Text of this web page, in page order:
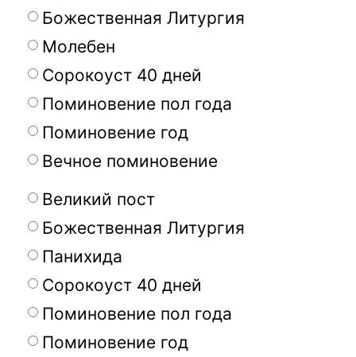
Божественная Литургия
Молебен
Сорокоуст 40 дней
Поминовение пол года
Поминовение год
Вечное поминовение
Великий пост
Божественная Литургия
Панихида
Сорокоуст 40 дней
Поминовение пол года
Поминовение год